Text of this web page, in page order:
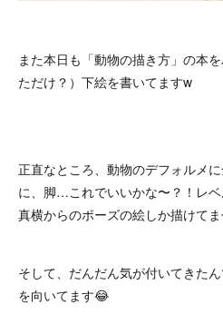
また本日も「動物の描き方」の本
ただけ？）下絵を書いてますw
正直なところ、動物のデフォルメ
に、脚…これでいいかな〜？！レ
真横からのポーズの絵しか描けてま
そして、だんだん気が付いてきた
を向いてます😂